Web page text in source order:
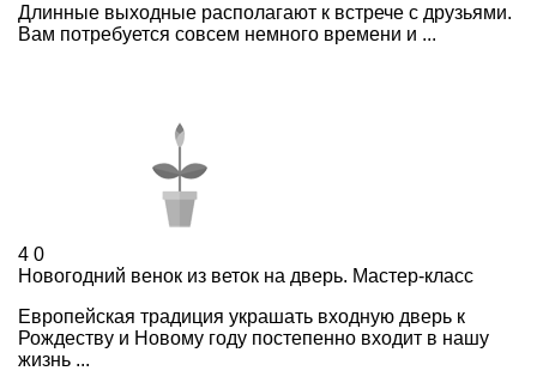
Длинные выходные располагают к встрече с друзьями.
Вам потребуется совсем немного времени и ...
4 0
Новогодний венок из веток на дверь. Мастер-класс
Европейская традиция украшать входную дверь к
Рождеству и Новому году постепенно входит в нашу
жизнь ...